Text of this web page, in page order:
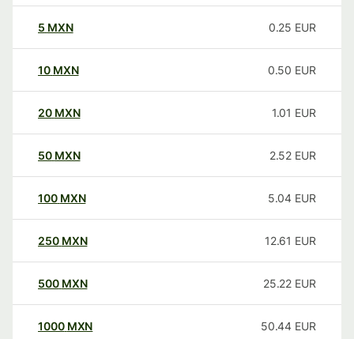
5 MXN 0.25 EUR
10 MXN 0.50 EUR
20 MXN 1.01 EUR
50 MXN 2.52 EUR
100 MXN 5.04 EUR
250 MXN 12.61 EUR
500 MXN 25.22 EUR
1000 MXN 50.44 EUR